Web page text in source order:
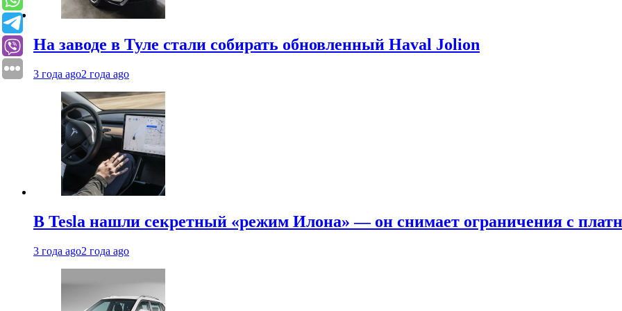
На заводе в Туле стали собирать обновленный Haval Jolion
3 года ago2 года ago
В Tesla нашли секретный «режим Илона» — он снимает ограничения с
3 года ago2 года ago